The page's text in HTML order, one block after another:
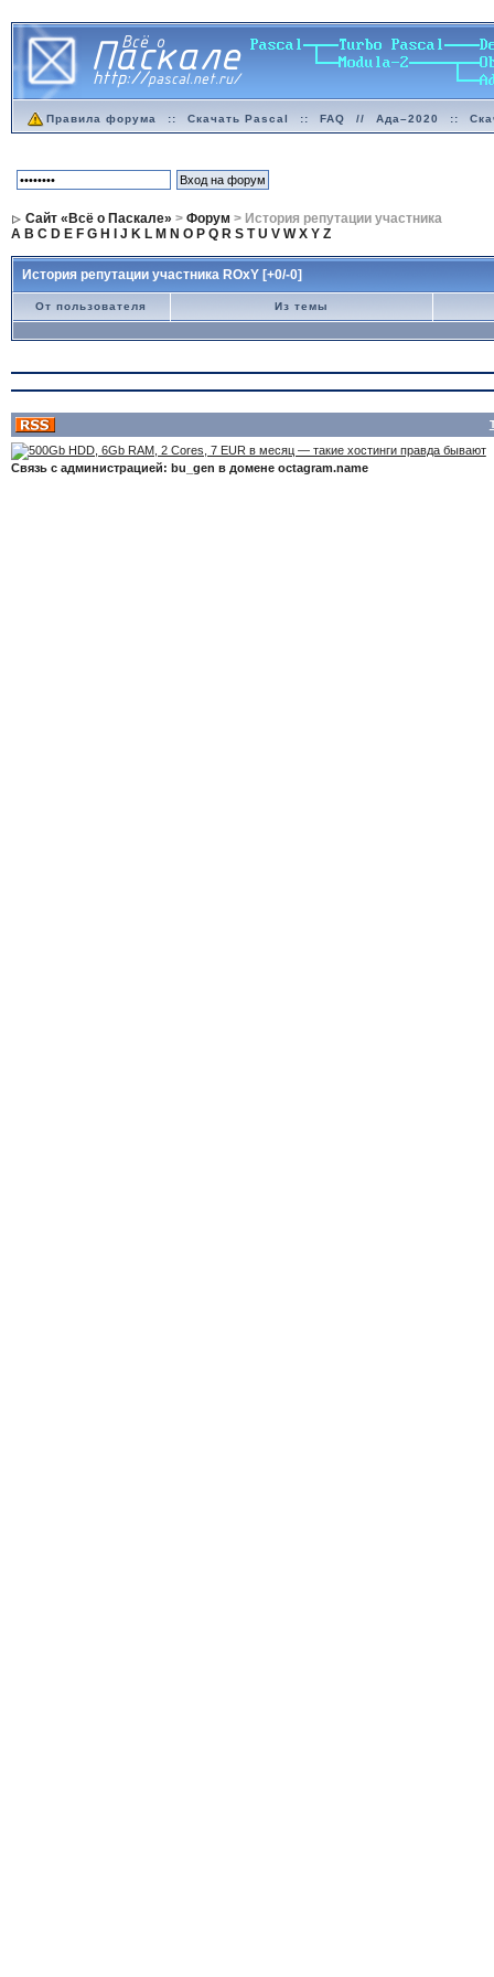
Правила форума :: Скачать Pascal :: FAQ // Ада–2020 ::
Сайт «Всё о Паскале» > Форум > История репутации участника
A B C D E F G H J K L M N O P Q R S T U V W X Y Z
История репутации участника ROxY [+0/-0]
От пользователя Из темы
Связь с администрацией: bu_gen в домене octagram.name